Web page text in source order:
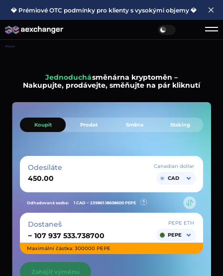
💎 Prémiové OTC podmínky pro klienty s vysokými objemy 💎
Hlavní
Jednoduchásměnárna kryptoměn –
Nakupujte, prodávejte, směňujte na pár kliknutí
Koupit Prodat Směna Staking
Odesíláte
Canadian dollar
CAD
Odhadovaná sazba: 1 CAD ~ 239861.18608600 PEPE
Dostaneš
~
PEPE ETH
PEPE
Maximální částka: 300000 PEPE
Zahájit výměnu